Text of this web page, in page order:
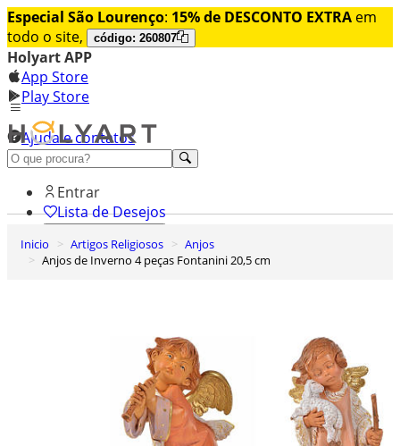
Especial São Lourenço: 15% de DESCONTO EXTRA em
todo o site,
código: 260807
Holyart APP
App Store
Play Store
Ajuda e contatos
Conheça premium
Entrar
Lista de Desejos
0
Carrinho de Compras
Inicio Artigos Religiosos
Anjos
Anjos de Inverno 4 peças Fontanini 20,5 cm